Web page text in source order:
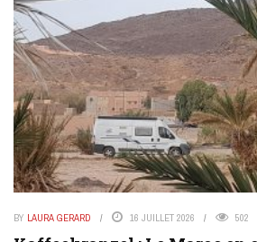
BY LAURA GERARD 16 JUILLET 2026 502